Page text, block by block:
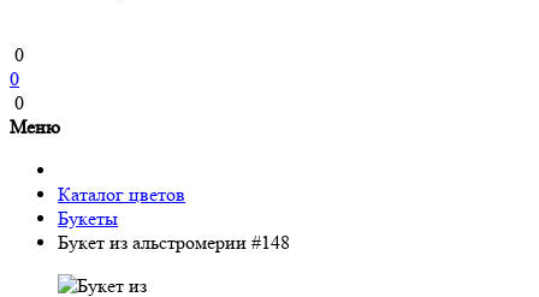
0
0
0
Меню
Каталог цветов
Букеты
Букет из альстромерии #148